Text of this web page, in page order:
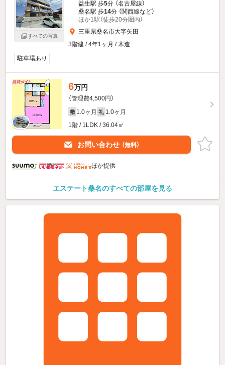
すべての写真
益生駅 歩5分 （名古屋線）
桑名駅 歩14分 （関西線など）
ほか1駅（徒歩20分圏内）
三重県桑名市大字矢田
3階建 / 4年1ヶ月 / 木造
駐車場あり
6万円
（管理費4,500円）
敷 1.0ヶ月 礼 1.0ヶ月
1階 / 1LDK / 36.04㎡
お問い合わせ （無料）
ほか提供
エステート桑名のすべての部屋を見る